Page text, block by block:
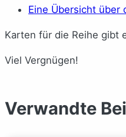
Eine Übersicht über
Karten für die Reihe gibt
Viel Vergnügen!
Verwandte